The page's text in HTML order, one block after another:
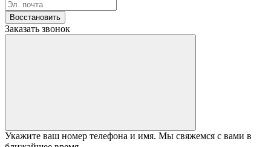
Восстановить
Заказать звонок
Укажите ваш номер телефона и имя. Мы свяжемся с вами в